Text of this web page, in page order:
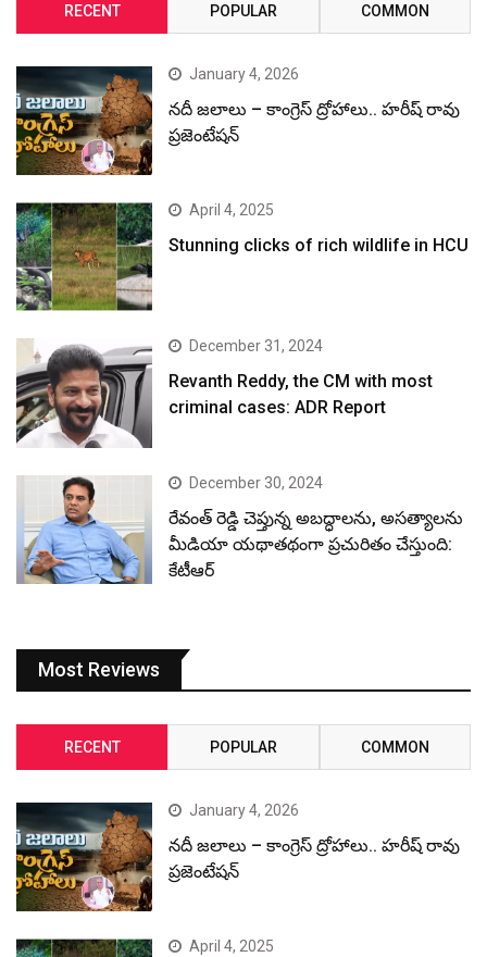
RECENT POPULAR COMMON
January 4, 2026
నదీ జలాలు – కాంగ్రెస్ ద్రోహాలు.. హరీష్ రావు
ప్రజెంటేషన్
April 4, 2025
Stunning clicks of rich wildlife in HCU
December 31, 2024
Revanth Reddy, the CM with most
criminal cases: ADR Report
December 30, 2024
రేవంత్ రెడ్డి చెప్తున్న అబద్ధాలను, అసత్యాలను
మీడియా యథాతథంగా ప్రచురితం చేస్తుంది:
కేటీఆర్
Most Reviews
RECENT POPULAR COMMON
January 4, 2026
నదీ జలాలు – కాంగ్రెస్ ద్రోహాలు.. హరీష్ రావు
ప్రజెంటేషన్
April 4, 2025